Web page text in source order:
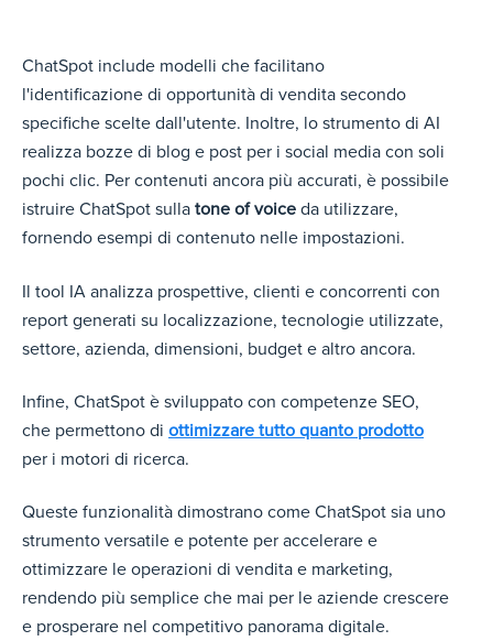
ChatSpot include modelli che facilitano
l'identificazione di opportunità di vendita secondo
specifiche scelte dall'utente. Inoltre, lo strumento di AI
realizza bozze di blog e post per i social media con soli
pochi clic. Per contenuti ancora più accurati, è possibile
istruire ChatSpot sulla tone of voice da utilizzare,
fornendo esempi di contenuto nelle impostazioni.
Il tool IA analizza prospettive, clienti e concorrenti con
report generati su localizzazione, tecnologie utilizzate,
settore, azienda, dimensioni, budget e altro ancora.
Infine, ChatSpot è sviluppato con competenze SEO,
che permettono di ottimizzare tutto quanto prodotto
per i motori di ricerca.
Queste funzionalità dimostrano come ChatSpot sia uno
strumento versatile e potente per accelerare e
ottimizzare le operazioni di vendita e marketing,
rendendo più semplice che mai per le aziende crescere
e prosperare nel competitivo panorama digitale.